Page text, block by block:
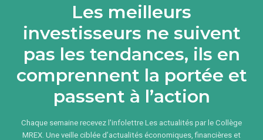
Les meilleurs
investisseurs ne suivent
pas les tendances, ils en
comprennent la portée et
passent à l’action
Chaque semaine recevez l'infolettre Les actualités par le Collège
MREX. Une veille ciblée d’actualités économiques, financières et